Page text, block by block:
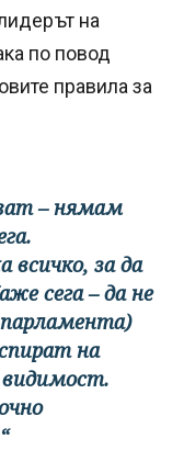
на
по повод
правила за
– нямам
всичко, за да
сега – да не
на
видимост.